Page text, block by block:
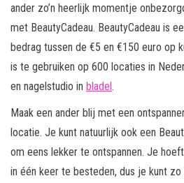
ander zo’n heerlijk momentje
met BeautyCadeau. BeautyCadeau is
bedrag tussen de €5 en €150 euro op
is te gebruiken op 600 locaties in
en nagelstudio in bladel.
Maak een ander blij met een
locatie. Je kunt natuurlijk ook een
om eens lekker te ontspannen. Je
in één keer te besteden, dus je kunt zo